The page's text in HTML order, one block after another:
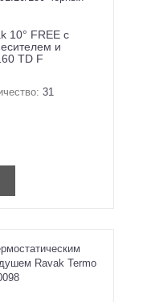
10° FREE с
и
TD F
31